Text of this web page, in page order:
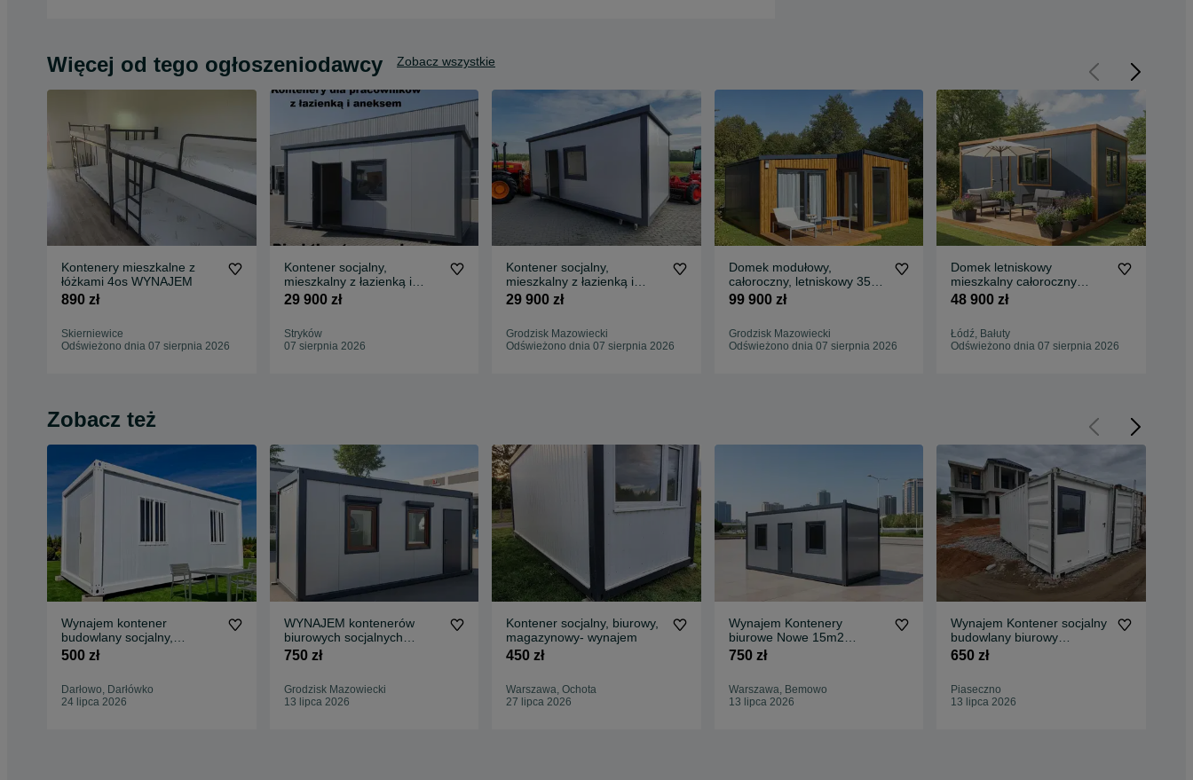
Więcej od tego ogłoszeniodawcy Zobacz wszystkie
Kontenery mieszkalne z
łóżkami 4os WYNAJEM
890 zł
Skierniewice
Odświeżono dnia 07 sierpnia 2026
Kontener socjalny,
mieszkalny z łazienką i
kuchnią całoroczny 4 os.
29 900 zł
Stryków
07 sierpnia 2026
Kontener socjalny,
mieszkalny z łazienką i
kuchnią całoroczny 4 os.
29 900 zł
Grodzisk Mazowiecki
Odświeżono dnia 07 sierpnia 2026
Domek modułowy,
całoroczny, letniskowy 35
m2 na zgłoszenie
99 900 zł
Grodzisk Mazowiecki
Odświeżono dnia 07 sierpnia 2026
Domek letniskowy
mieszkalny całoroczny
mobilny 7x3mm, 21m2
48 900 zł
Łódź, Bałuty
Odświeżono dnia 07 sierpnia 2026
Zobacz też
Wynajem kontener
budowlany socjalny,
biurowy, 6x3x2.8
500 zł
Darłowo, Darłówko
24 lipca 2026
WYNAJEM kontenerów
biurowych socjalnych
Warszawa i okolice
750 zł
Grodzisk Mazowiecki
13 lipca 2026
Kontener socjalny, biurowy,
magazynowy- wynajem
450 zł
Warszawa, Ochota
27 lipca 2026
Wynajem Kontenery
biurowe Nowe 15m2
całoroczne Warszawa,
750 zł
Warszawa, Bemowo
13 lipca 2026
Wynajem Kontener socjalny
budowlany biurowy
PANCERNY
650 zł
Piaseczno
13 lipca 2026